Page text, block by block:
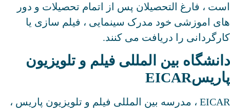
است ، فارغ التحصیلان پس از اتمام تحصیلات و دور
های اموزشی خود مدرک سینمایی ، فیلم سازی یا
کارگردانی را دریافت می کنند.
دانشگاه بین المللی فیلم و تلویزیون
پاریسEICAR
EICAR ، مدرسه بین المللی فیلم و تلویزیون پاریس ،